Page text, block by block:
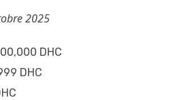
2025
DHC
DHC